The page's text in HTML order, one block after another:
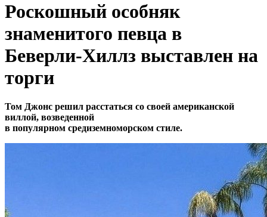
Роскошный особняк
знаменитого певца в
Беверли-Хиллз выставлен на
торги
Том Джонс решил расстаться со своей американской
виллой, возведенной
в популярном средиземноморском стиле.